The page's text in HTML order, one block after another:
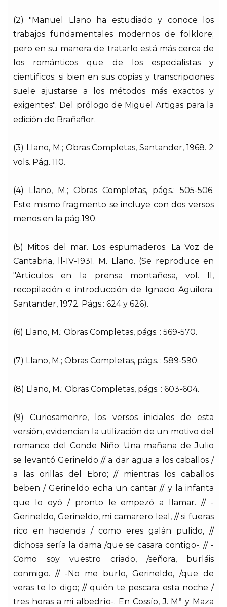
(2) "Manuel Llano ha estudiado y conoce los
trabajos fundamentales modernos de folklore;
pero en su manera de tratarlo está más cerca de
los románticos que de los especialistas y
científicos; si bien en sus copias y transcripciones
suele ajustarse a los métodos más exactos y
exigentes". Del prólogo de Miguel Artigas para la
edición de Brañaflor.
(3) Llano, M.; Obras Completas, Santander, 1968. 2
vols. Pág. 110.
(4) Llano, M.; Obras Completas, págs.: 505-506.
Este mismo fragmento se incluye con dos versos
menos en la pág.190.
(5) Mitos del mar. Los espumaderos. La Voz de
Cantabria, ll-IV-1931. M. Llano. (Se reproduce en
"Artículos en la prensa montañesa, vol. II,
recopilación e introducción de Ignacio Aguilera.
Santander, 1972. Págs.: 624 y 626).
(6) Llano, M.; Obras Completas, págs. : 569-570.
(7) Llano, M.; Obras Completas, págs. : 589-590.
(8) Llano, M.; Obras Completas, págs. : 603-604.
(9) Curiosamenre, los versos iniciales de esta
versión, evidencian la utilización de un motivo del
romance del Conde Niño: Una mañana de Julio
se levantó Gerineldo // a dar agua a los caballos /
a las orillas del Ebro; // mientras los caballos
beben / Gerineldo echa un cantar // y la infanta
que lo oyó / pronto le empezó a llamar. // -
Gerineldo, Gerineldo, mi camarero leal, // si fueras
rico en hacienda / como eres galán pulido, //
dichosa sería la dama /que se casara contigo-. // -
Como soy vuestro criado, /señora, burláis
conmigo. // -No me burlo, Gerineldo, /que de
veras te lo digo; // quién te pescara esta noche /
tres horas a mi albedrío-. En Cossío, J. Mª y Maza